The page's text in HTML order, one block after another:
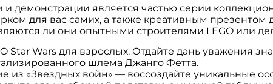
и демонстрации является частью серии
для вас самих, а также креативным презентом
ли они опытными строителями LEGO или
Star Wars для взрослых. Отдайте дань уважения
шлема Джанго Фетта.
из «Звездных войн» — воссоздайте уникальные